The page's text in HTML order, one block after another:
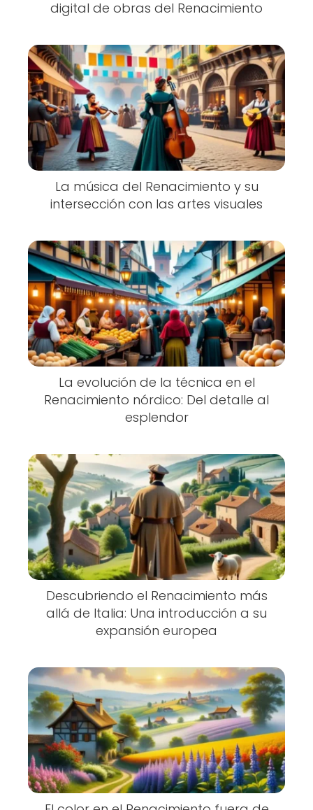
digital de obras del Renacimiento
La música del Renacimiento y su
intersección con las artes visuales
La evolución de la técnica en el
Renacimiento nórdico: Del detalle al
esplendor
Descubriendo el Renacimiento más
allá de Italia: Una introducción a su
expansión europea